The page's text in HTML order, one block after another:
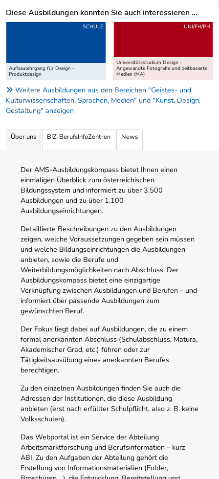
Diese Ausbildungen könnten Sie auch interessieren ...
Uber weitere Ausbildungsvorschläge
Aufbaulehrgang für Design -
Produktdesign
SCHULE
Universitätsstudium Design -
Angewandte Fotografie und zeitbasierte
Medien (MA)
UNI/FH/PH
Weitere Ausbildungen aus den Bereichen "Geistes- und
Kulturwissenschaften, Sprachen, Medien" und "Kunst, Design,
Gestaltung" anzeigen
Über uns BIZ-BerufsInfoZentren News
Der AMS-Ausbildungskompass bietet Ihnen einen
einmaligen Überblick zum österreichischen
Bildungssystem und informiert zu über 3.500
Ausbildungen und zu über 1.100
Ausbildungseinrichtungen.
Detaillierte Beschreibungen zu den Ausbildungen
zeigen, welche Voraussetzungen gegeben sein müssen
und welche Bildungseinrichtungen die Ausbildungen
anbieten, sowie die Berufe und
Weiterbildungsmöglichkeiten nach Abschluss. Der
Ausbildungskompass bietet eine einzigartige
Verknüpfung zwischen Ausbildungen und Berufen – und
informiert über passende Ausbildungen zum
gewünschten Beruf.
Der Fokus liegt dabei auf Ausbildungen, die zu einem
formal anerkannten Abschluss (Schulabschluss, Matura,
Akademischer Grad, etc.) führen oder zur
Tätigkeitsausübung eines anerkannten Berufes
berechtigen.
Zu den einzelnen Ausbildungen finden Sie auch die
Adressen der Institutionen, die diese Ausbildung
anbieten (erst nach erfüllter Schulpflicht, also z. B. keine
Volksschulen).
Das Webportal ist ein Service der Abteilung
Arbeitsmarktforschung und Berufsinformation – kurz
ABI. Zu den Aufgaben der Abteilung gehört die
Erstellung von Informationsmaterialien (Folder,